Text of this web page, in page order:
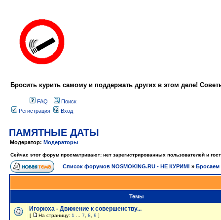
Бросить курить самому и поддержать других в этом деле!
FAQ
Поиск
Регистрация
Вход
ПАМЯТНЫЕ ДАТЫ
Модератор: Модераторы
Сейчас этот форум просматривают: нет зарегистрированных пользователей и
Список форумов NOSMOKING.RU - НЕ КУРИМ! » Бросаем
Темы
Игорюха - Движение к совершенству...
[ На страницу: 1 7 8 9 ]